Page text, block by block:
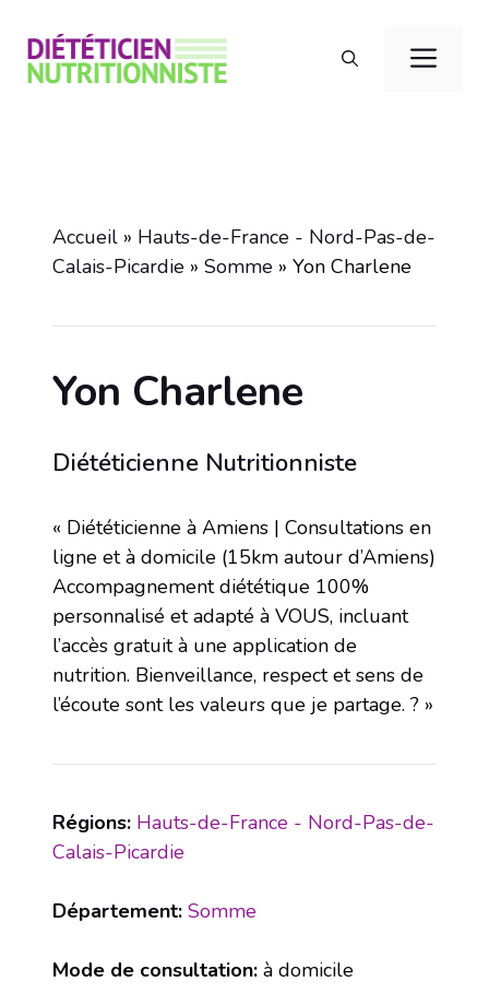
contenu
Accueil » Hauts-de-France - Nord-Pas-de-
Calais-Picardie » Somme » Yon Charlene
Yon Charlene
Diététicienne Nutritionniste
« Diététicienne à Amiens | Consultations en
ligne et à domicile (15km autour d’Amiens)
Accompagnement diététique 100%
personnalisé et adapté à VOUS, incluant
l’accès gratuit à une application de
nutrition. Bienveillance, respect et sens de
l’écoute sont les valeurs que je partage. ? »
Régions: Hauts-de-France - Nord-Pas-de-
Calais-Picardie
Département: Somme
Mode de consultation: à domicile